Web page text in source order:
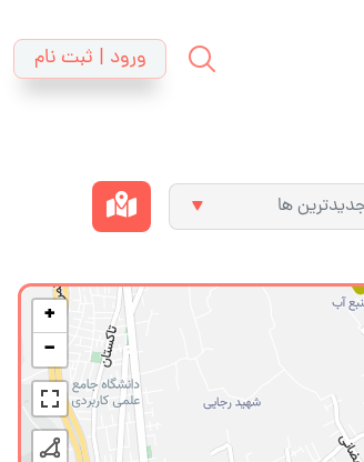
ورود | ثبت نام
+
−